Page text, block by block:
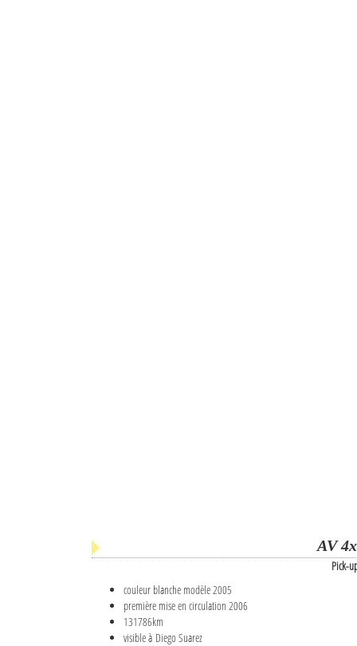
AV
Pick-
couleur blanche modèle 2005
première mise en circulation 2006
131786km
visible à Diego Suarez